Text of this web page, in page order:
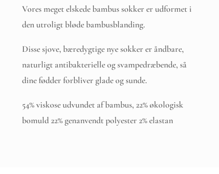
Vores meget elskede bambus sokker er udformet i
den utroligt bløde bambusblanding.
Disse sjove, bæredygtige nye sokker er åndbare,
naturligt antibakterielle og svampedræbende, så
dine fødder forbliver glade og sunde.
54% viskose udvundet af bambus, 22% økologisk
bomuld 22% genanvendt polyester 2% elastan